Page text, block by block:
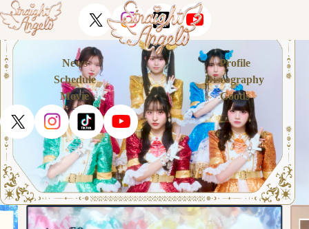
News
Profile
Schedule
Discography
Movie
Goods